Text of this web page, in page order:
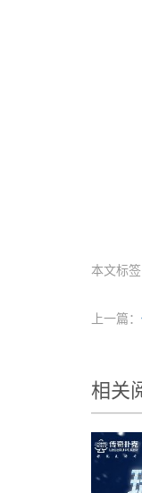
本文标签
上一篇：
相关